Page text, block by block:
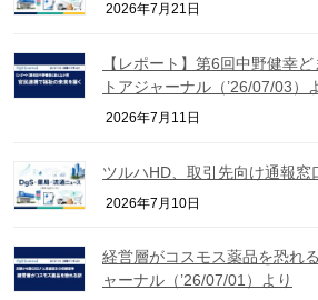
2026年7月21日
【レポート】第6回中野健幸
トアジャーナル（’26/07/03）
2026年7月11日
ツルハHD、取引先向け通報窓
2026年7月10日
経営層がコスモス薬品を恐れ
ャーナル（’26/07/01）より